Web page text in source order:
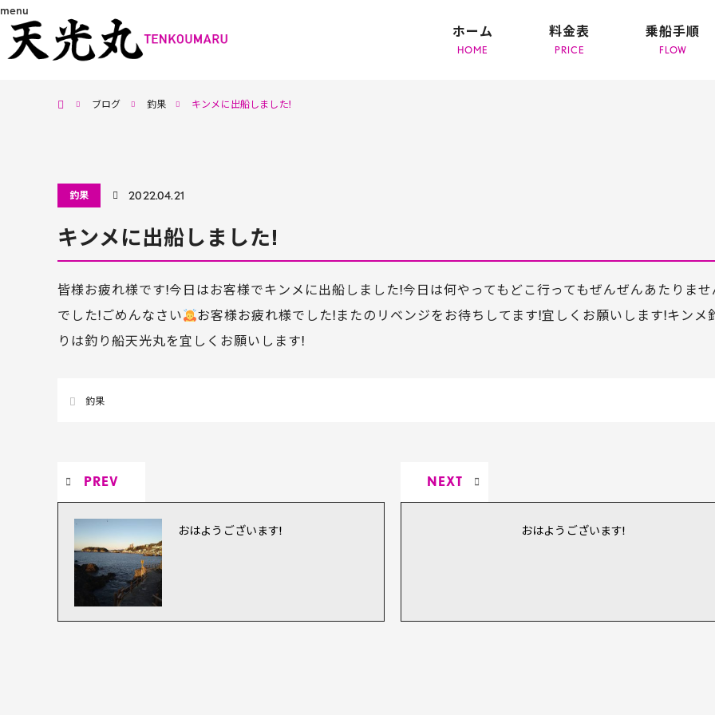
menu
ホーム
料金表 乗船手順
ブログ
釣果 キンメに出船しました!
釣果 2022.04.21
キンメに出船しました!
皆様お疲れ様です!今日はお客様でキンメに出船しました!今日は何やってもどこ行ってもぜんぜんあたりませ
でした!ごめんなさい
お客様お疲れ様でした!またのリベンジをお待ちしてます!宜しくお願いします!キンメ
りは釣り船天光丸を宜しくお願いします!
釣果
PREV
おはようございます!
NEXT
おはようございます!